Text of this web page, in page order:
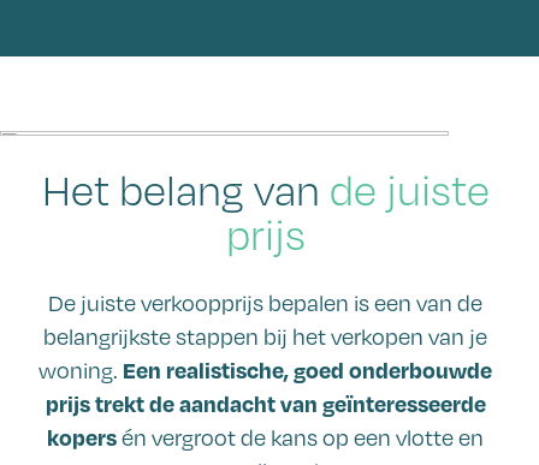
Het belang van de juiste
prijs
De juiste verkoopprijs bepalen is een van de
belangrijkste stappen bij het verkopen van je
woning. Een realistische, goed onderbouwde
prijs trekt de aandacht van geïnteresseerde
kopersén vergroot de kans op een vlotte en